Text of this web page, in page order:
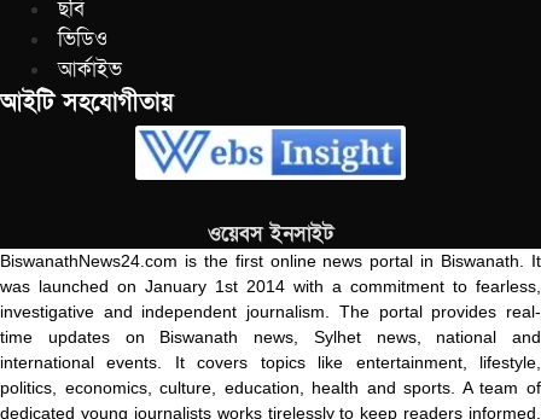
ছবি
ভিডিও
আর্কাইভ
আইটি সহযোগীতায়
ওয়েবস ইনসাইট
BiswanathNews24.com is the first online news portal in Biswanath. It
was launched on January 1st 2014 with a commitment to fearless,
investigative and independent journalism. The portal provides real-
time updates on Biswanath news, Sylhet news, national and
international events. It covers topics like entertainment, lifestyle,
politics, economics, culture, education, health and sports. A team of
dedicated young journalists works tirelessly to keep readers informed.